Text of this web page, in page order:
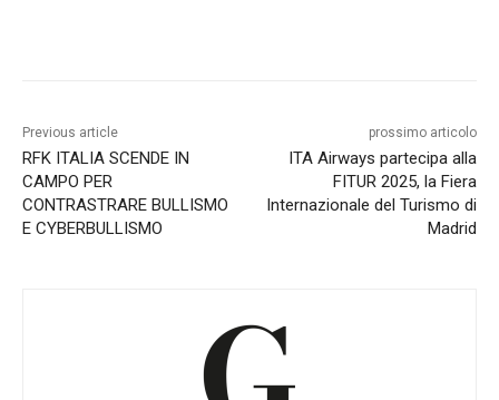
Previous article
RFK ITALIA SCENDE IN
CAMPO PER
CONTRASTRARE BULLISMO
E CYBERBULLISMO
prossimo articolo
ITA Airways partecipa alla
FITUR 2025, la Fiera
Internazionale del Turismo di
Madrid